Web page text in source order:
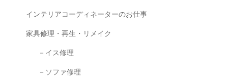
インテリアコーディネーターのお仕事
家具修理・再生・リメイク
－イス修理
－ソファ修理